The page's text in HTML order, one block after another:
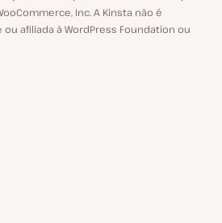
Inc. A Kinsta não é
afiliada à WordPress Foundation ou